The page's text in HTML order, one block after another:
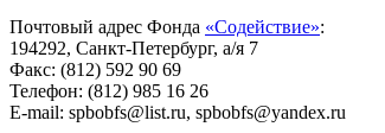
Почтовый адрес Фонда «Содействие»:
194292, Санкт-Петербург, а/я 7
Факс: (812) 592 90 69
Телефон: (812) 985 16 26
E-mail: spbobfs@list.ru, spbobfs@yandex.ru